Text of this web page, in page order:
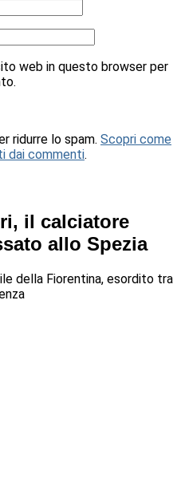
web in questo browser per
ridurre lo spam. Scopri come
dai commenti.
il calciatore
allo Spezia
della Fiorentina, esordito tra